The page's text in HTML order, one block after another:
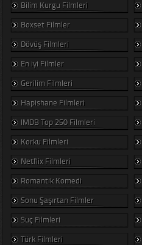
Bilim Kurgu Filmleri
Boxset Filmler
Dövüş Filmleri
En iyi Filmler
Gerilim Filmleri
Hapishane Filmleri
IMDB Top 250 Filmleri
Korku Filmleri
Netflix Filmleri
Romantik Komedi
Sonu Şaşırtan Filmler
Suç Filmleri
Türk Filmleri